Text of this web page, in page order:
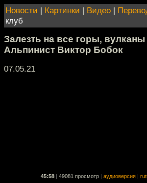
Новости | Картинки | Видео |
клуб
Залезть на все горы,
Альпинист Виктор Бобок
07.05.21
45:58 49081 просмотр аудиоверсия